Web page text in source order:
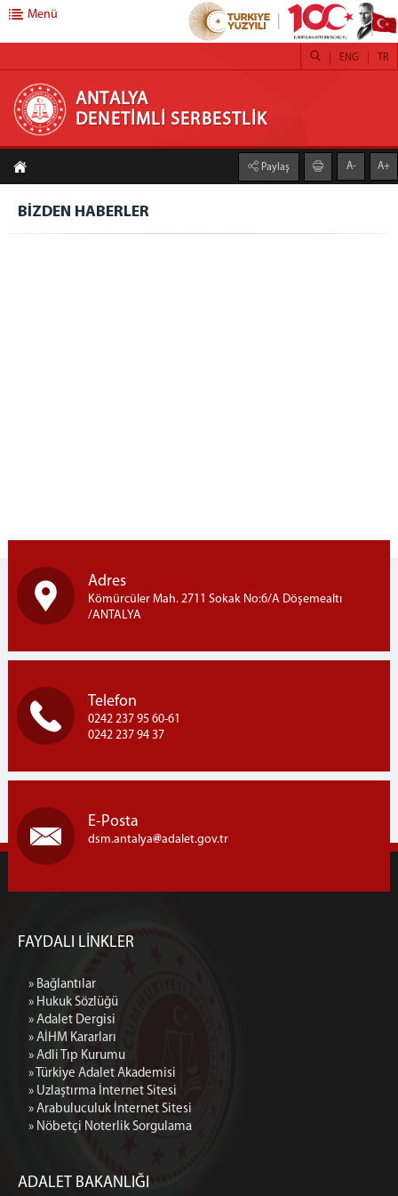
ANTALYA DENETİMLİ SERBESTLİK
DENETİMLİ SERBESTLİK
Genel Bilgi
Tamamlanan Projeler
Güncel Projeler
BİZDEN HABERLER
GÖNÜLLÜ OL
Menü
ANTALYA
DENETİMLİ SERBESTLİK
TR
ENG
Paylaş A- A+
BİZDEN HABERLER
Adres
Kömürcüler Mah. 2711 Sokak No:6/A Döşemealtı
/ANTALYA
Telefon
0242 237 95 60-61
0242 237 94 37
E-Posta
dsm.antalya adalet.gov.tr
FAYDALI LİNKLER
» Bağlantılar
» Hukuk Sözlüğü
» Adalet Dergisi
» AİHM Kararları
» Adli Tıp Kurumu
» Türkiye Adalet Akademisi
» Uzlaştırma İnternet Sitesi
» Arabuluculuk İnternet Sitesi
» Nöbetçi Noterlik Sorgulama
ADALET BAKANLIĞI